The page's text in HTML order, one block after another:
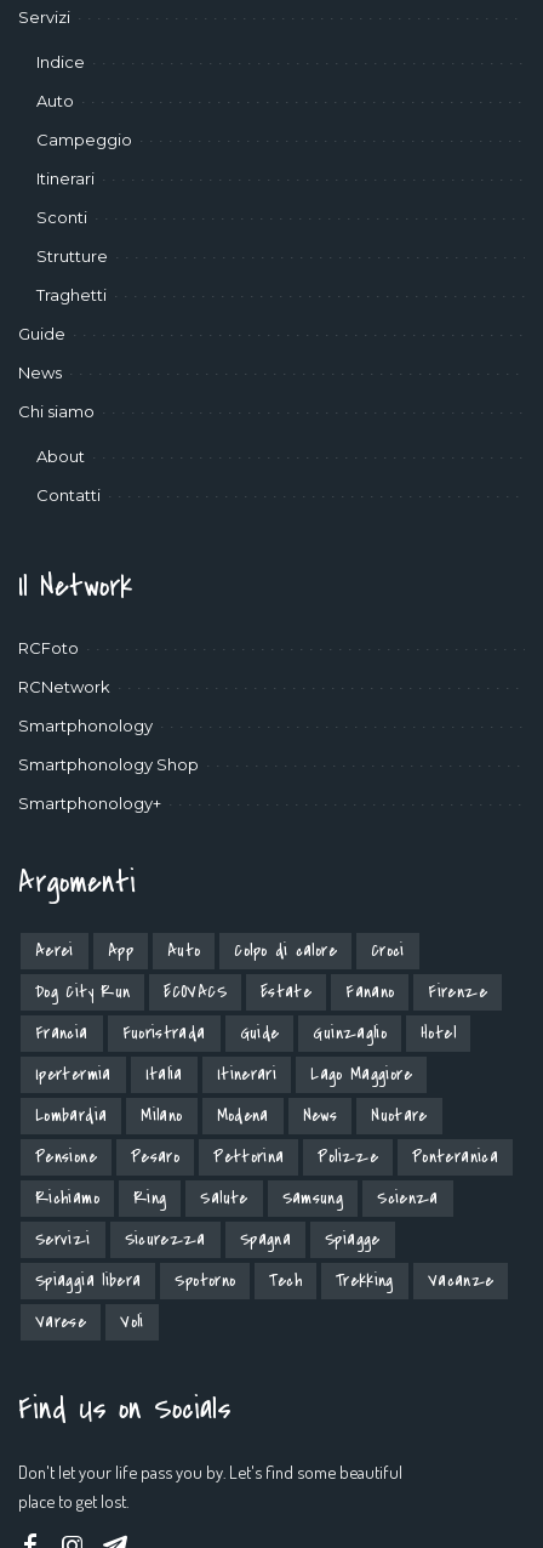
Servizi
Indice
Auto
Campeggio
Itinerari
Sconti
Strutture
Traghetti
Guide
News
Chi siamo
About
Contatti
Il Network
RCFoto
RCNetwork
Smartphonology
Smartphonology Shop
Smartphonology+
Argomenti
Aerei App Auto Colpo di calore
Croci
Dog City Run
ECOVACS Estate Fanano
Firenze
Francia
Fuoristrada Guide Guinzaglio
Hotel
Ipertermia
Italia Itinerari
Lago Maggiore
Lombardia
Milano Modena News
Nuotare
Pensione
Pesaro Pettorina Polizze
Ponteranica
Richiamo
Ring Salute Samsung
Scienza
Servizi
Sicurezza Spagna
Spiagge
Spiaggia libera
Spotorno Tech Trekking
Vacanze
Varese
Voli
Find Us on Socials
Don't let your life pass you by. Let's find some beautiful
place to get lost.